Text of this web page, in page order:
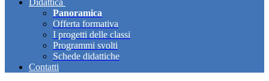
Didattica
Panoramica
Offerta formativa
I progetti delle classi
Programmi svolti
Schede didattiche
Contatti